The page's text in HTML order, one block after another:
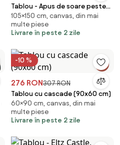
Tablou - Apus de soare peste
stânci (150x105 cm)
105×150 cm, canvas, din mai
multe piese
Livrare în peste 2 zile
-10 %
276 RON307 RON
Tablou cu cascade (90x60 cm)
60×90 cm, canvas, din mai
multe piese
Livrare în peste 2 zile